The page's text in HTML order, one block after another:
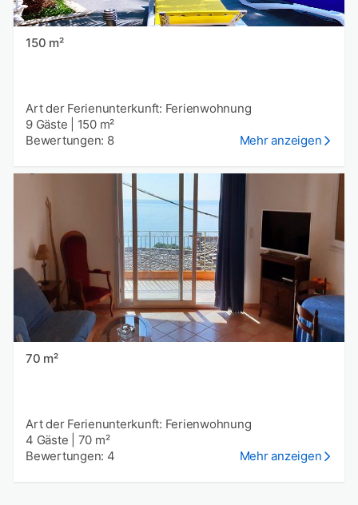
150 m²
Art der Ferienunterkunft: Ferienwohnung
9 Gäste
150 m²
Bewertungen: 8
Mehr anzeigen
70 m²
Art der Ferienunterkunft: Ferienwohnung
4 Gäste
70 m²
Bewertungen: 4
Mehr anzeigen